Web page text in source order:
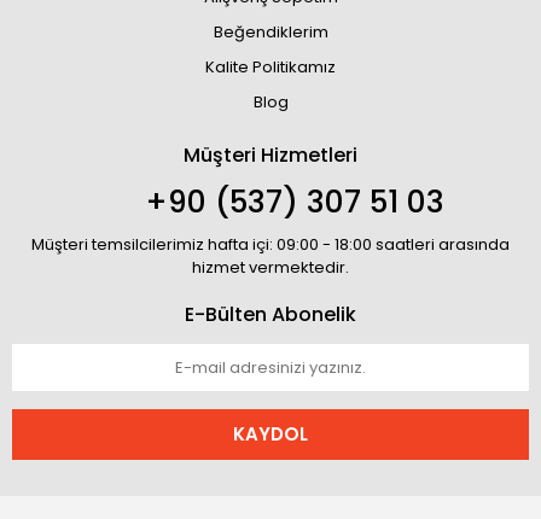
Beğendiklerim
Kalite Politikamız
Blog
Müşteri Hizmetleri
+90 (537) 307 51 03
Müşteri temsilcilerimiz hafta içi: 09:00 - 18:00 saatleri arasında
hizmet vermektedir.
E-Bülten Abonelik
KAYDOL